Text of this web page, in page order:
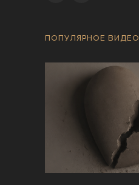
ПОПУЛЯРНОЕ ВИДЕО